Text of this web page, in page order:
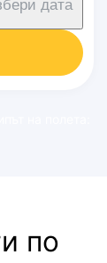
дата
по